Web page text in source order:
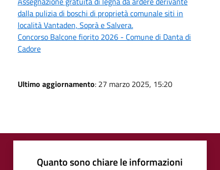
dalla pulizia di boschi di proprietà comunale siti in
località Vantaden, Soprà e Salvera.
Concorso Balcone fiorito 2026 - Comune di Danta di
Cadore
Ultimo aggiornamento: 27 marzo 2025, 15:20
Quanto sono chiare le informazioni